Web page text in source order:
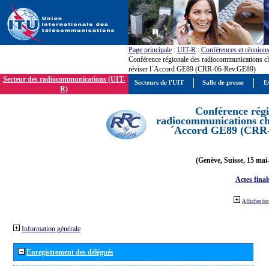
Page principale : UIT-R : Conférences et réunions
Conférence régionale des radiocommunications
réviser l´Accord GE89 (CRR-06-Rev.GE89)
Secteur des radiocommunications (UIT-
R)
Conférence
radiocommunications
´Accord GE89
(Genève, Suisse, 15
Actes
Afficher
Information générale
Enregistrement des délégués
Secteurs de l'UIT Salle de presse